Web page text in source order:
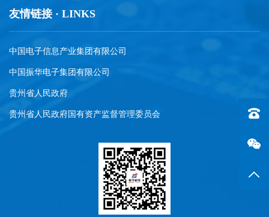
友情链接 · LINKS
中国电子信息产业集团有限公司
中国振华电子集团有限公司
贵州省人民政府
贵州省人民政府国有资产监督管理委员会 联系
返回